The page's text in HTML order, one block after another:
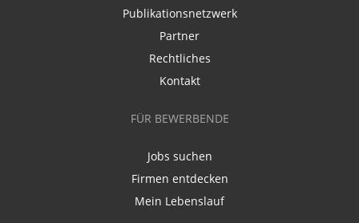
Publikationsnetzwerk
Partner
Rechtliches
Kontakt
FÜR BEWERBENDE
Jobs suchen
Firmen entdecken
Mein Lebenslauf